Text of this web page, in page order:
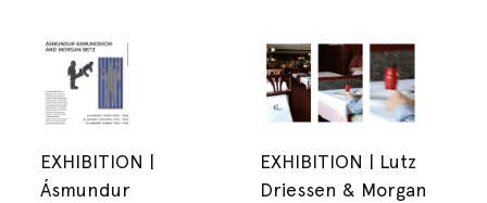
EXHIBITION |
Ásmundur
EXHIBITION | Lutz
Driessen & Morgan